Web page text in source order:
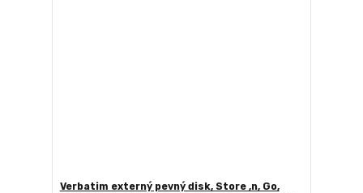
Verbatim externý pevný disk, Store ,n, Go,